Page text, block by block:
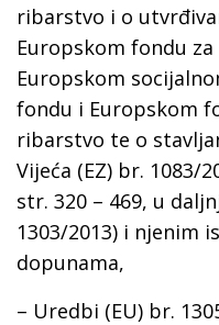
ribarstvo i o
Europskom fondu
Europskom
fondu i Europskom
ribarstvo te o
Vijeća (EZ) br. 1083/
str. 320 – 469, u
1303/2013) i njenim
dopunama,
– Uredbi (EU) br.